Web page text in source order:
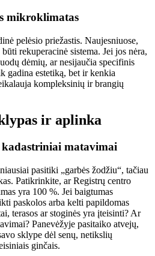
mikroklimatas
pelėsio priežastis. Naujesniuose,
rekuperacinė sistema. Jei jos nėra,
dėmių, ar nesijaučia specifinis
gadina estetiką, bet ir kenkia
kompleksinių ir brangių
ir aplinka
matavimai
pasitiki „garbės žodžiu“, tačiau
Patikrinkite, ar Registrų centro
yra 100 %. Jei baigtumas
paskolos arba kelti papildomas
terasos ar stoginės yra įteisinti? Ar
Panevėžyje pasitaiko atvejų,
sklype dėl senų, netikslių
ginčais.